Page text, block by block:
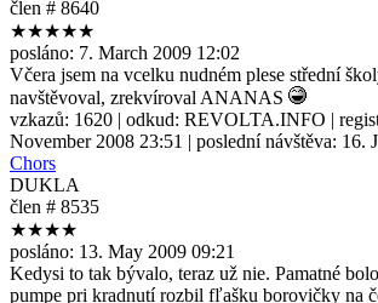
člen # 8640
★★★★★
posláno: 7. March 2009 12:02
Včera jsem na vcelku nudném plese střední
navštěvoval, zrekvíroval ANANAS
vzkazů: 1620 | odkud: REVOLTA.INFO |
November 2008 23:51 | poslední návštěva: 16.
Chors
DUKLA
člen # 8535
★★★★
posláno: 13. May 2009 09:21
Kedysi to tak bývalo, teraz už nie. Pamatné
pumpe pri kradnutí rozbil fľašku borovičky na